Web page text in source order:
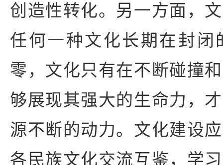
创造性转化。另一方面，
任何一种文化长期在封闭
零，文化只有在不断碰撞
够展现其强大的生命力，
源不断的动力。文化建设
各民族文化交流互鉴，学